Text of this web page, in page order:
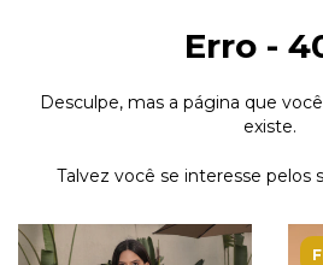
Erro -
Desculpe, mas a página que
existe.
Talvez você se interesse pelos